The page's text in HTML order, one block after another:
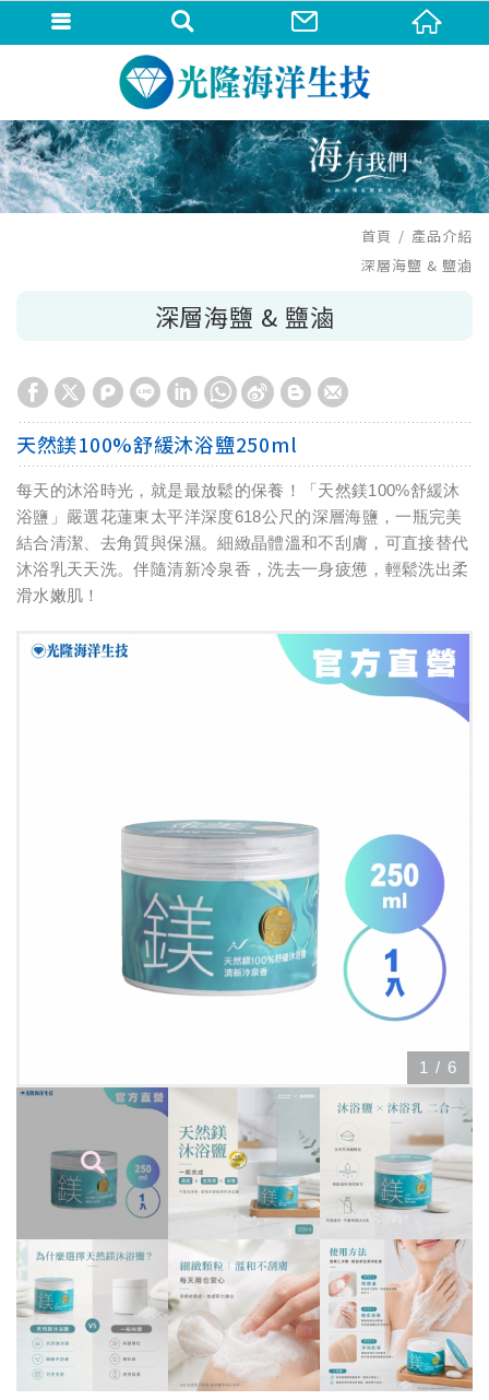
首頁 產品介紹
深層海鹽 & 鹽滷
深層海鹽 & 鹽滷
天然鎂100%舒緩沐浴鹽250ml
每天的沐浴時光，就是最放鬆的保養！「天然鎂100%舒緩沐
浴鹽」嚴選花蓮東太平洋深度618公尺的深層海鹽，一瓶完美
結合清潔、去角質與保濕。細緻晶體溫和不刮膚，可直接替代
沐浴乳天天洗。伴隨清新冷泉香，洗去一身疲憊，輕鬆洗出柔
滑水嫩肌！
1 / 6